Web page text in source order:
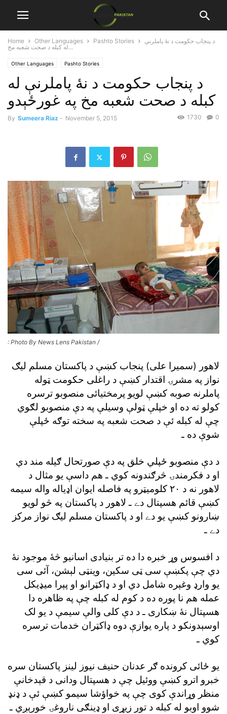
Home Other Languages Pashto Stories
د پنجاب حکومت د نۀ پاملرنې
له کبله د صحت شعبه مخ...
Other Languages Pashto Stories
د پنجاب حکومت د نۀ پاملرنې له
کبله د صحت شعبه مخ په غورځېدو
By Sumeera Riaz - November 5, 2015 0
1730
: Photo By News Lens Pakistan /
لاهور (سميرا على) پنجاب کښې د پاکستان مسلم ليګ
نواز په مشرۍ اقتدار کښې د راغلى حکومت ټوله
پاملرنه صوبه کښې لويو پرمختيائى منصوبو ترسره
کولو ته ده او خپلې ټولې وسيلې په دې منصوبو لګوي
چې له کبله ئې د صحت شعبه په سخته توګه ځپلې
شوې ده ـ
د دې منصوبو ځپلي خلق په دې صورتحال ګيله مند دي
او د فکرمندۍ څرګندونه کوي ـ هم داسې يو مثال د
لاهور نه د ٢٠ کلوميټرو په فاصله ايوان اډياله واله سيمه
کښې قائم هسپتال دے ـ لاهور د پاکستان په څو لويو
ښارونو کښې يو دے او د پاکستان مسلم ليګ نواز مرکز
دے ـ
د افسوس وړ خبره دا ده تر بنيادى اسانيو څۀ موجود نۀ
دي چې پکښې سى ټى سکين، وينټى لېشن، آئى سى
يو وارډ وغېره شامل دي او د ډاکټرانو او پېرا ميډيکل
عمله هم نا پوره ده د کوم له کبله چې په ظاهره دا
هسپتال نۀ ښکارى ـ د دې کلى والې سيمې د يو لک
اوسېدونکو د پاره يوازې دوه ډاکټران خدمات ترسره
کوي ـ
يو ځائى کرونده ګر عدنان حنيف نيوز لينز پاکستان سره
خبرو اترو کښې ووئيل چې د هسپتال ودانى د قېدخانې
منظر وړاندې کوى چې په خواؤشا سيمو کښې ئې د ډنډ
شوو اوبو له کبله د تور زيړى او ډينګى ناروغۍ خورېږي ـ